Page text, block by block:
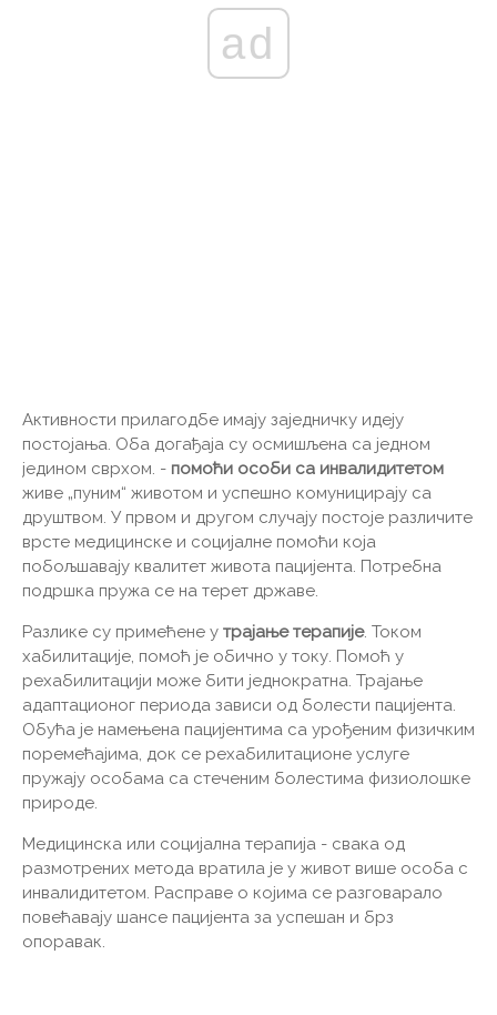
ad
Активности прилагодбе имају заједничку идеју
постојања. Оба догађаја су осмишљена са једном
једином сврхом. - помоћи особи са инвалидитетом
живе „пуним“ животом и успешно комуницирају са
друштвом. У првом и другом случају постоје различите
врсте медицинске и социјалне помоћи која
побољшавају квалитет живота пацијента. Потребна
подршка пружа се на терет државе.
Разлике су примећене у трајање терапије. Током
хабилитације, помоћ је обично у току. Помоћ у
рехабилитацији може бити једнократна. Трајање
адаптационог периода зависи од болести пацијента.
Обућа је намењена пацијентима са урођеним физичким
поремећајима, док се рехабилитационе услуге
пружају особама са стеченим болестима физиолошке
природе.
Медицинска или социјална терапија - свака од
размотрених метода вратила је у живот више особа с
инвалидитетом. Расправе о којима се разговарало
повећавају шансе пацијента за успешан и брз
опоравак.